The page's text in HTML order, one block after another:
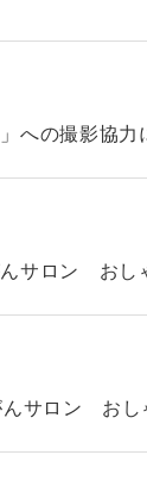
への撮影協力
んサロン おし
んサロン おし